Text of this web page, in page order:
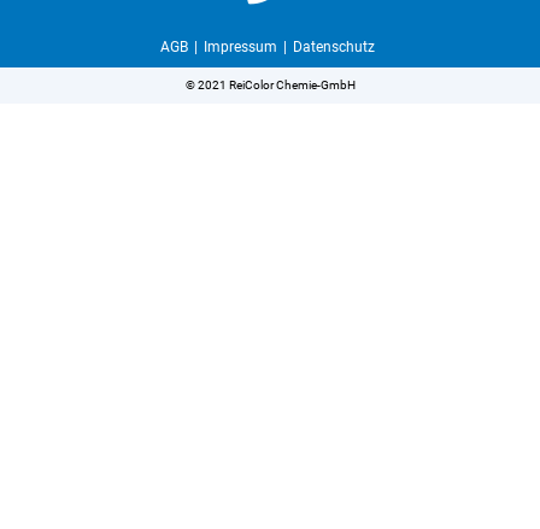
AGB Impressum Datenschutz
© 2021 ReiColor Chemie-GmbH